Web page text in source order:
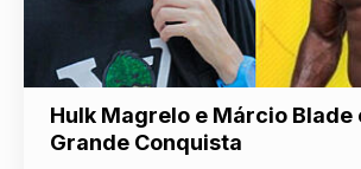
Hulk Magrelo e Márcio Blade
Grande Conquista